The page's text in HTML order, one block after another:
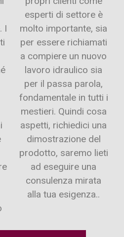
I
alla tua esigenza..